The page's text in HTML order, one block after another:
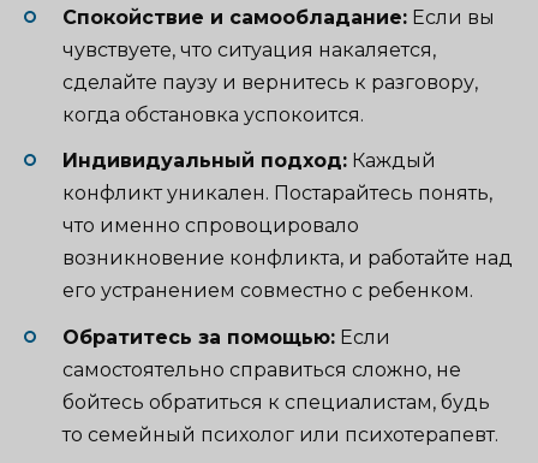
Спокойствие и самообладание: Если вы
чувствуете, что ситуация накаляется,
сделайте паузу и вернитесь к разговору,
когда обстановка успокоится.
Индивидуальный подход: Каждый
конфликт уникален. Постарайтесь понять,
что именно спровоцировало
возникновение конфликта, и работайте над
его устранением совместно с ребенком.
Обратитесь за помощью: Если
самостоятельно справиться сложно, не
бойтесь обратиться к специалистам, будь
то семейный психолог или психотерапевт.